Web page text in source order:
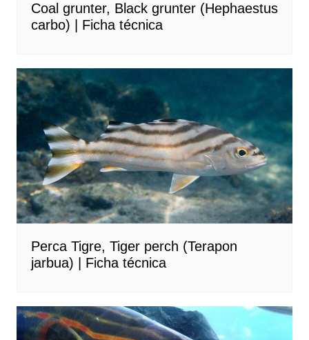
Coal grunter, Black grunter (Hephaestus
carbo) | Ficha técnica
Perca Tigre, Tiger perch (Terapon
jarbua) | Ficha técnica